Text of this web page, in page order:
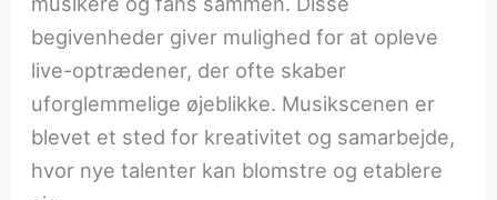
begivenheder giver mulighed for at opleve
live-optrædener, der ofte skaber
uforglemmelige øjeblikke. Musikscenen er
blevet et sted for kreativitet og samarbejde,
hvor nye talenter kan blomstre og etablere